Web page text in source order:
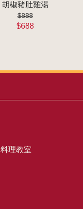
胡椒豬肚雞湯
$888
$688
料理教室